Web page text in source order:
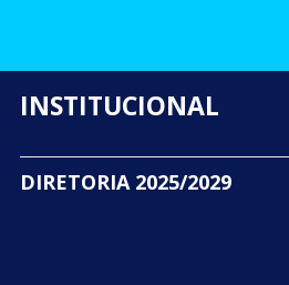
INSTITUCIONAL
DIRETORIA 2025/2029